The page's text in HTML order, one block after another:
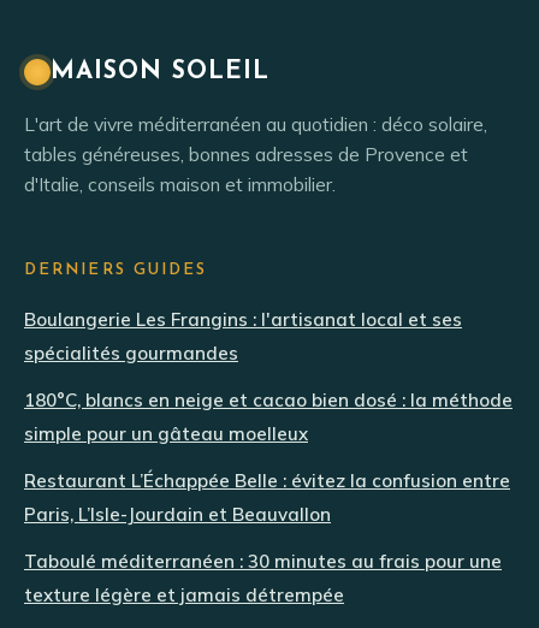
MAISON SOLEIL
L'art de vivre méditerranéen au quotidien : déco solaire,
tables généreuses, bonnes adresses de Provence et
d'Italie, conseils maison et immobilier.
DERNIERS GUIDES
Boulangerie Les Frangins : l'artisanat local et ses
spécialités gourmandes
180°C, blancs en neige et cacao bien dosé : la méthode
simple pour un gâteau moelleux
Restaurant L’Échappée Belle : évitez la confusion entre
Paris, L’Isle-Jourdain et Beauvallon
Taboulé méditerranéen : 30 minutes au frais pour une
texture légère et jamais détrempée